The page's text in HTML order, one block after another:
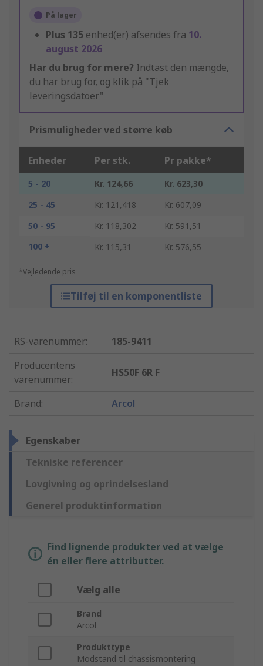
På lager
Plus 135 enhed(er) afsendes fra 10.
august 2026
Har du brug for mere? Indtast den mængde,
du har brug for, og klik på "Tjek
leveringsdatoer"
Prismuligheder ved større køb
Enheder Per stk. Pr pakke*
5 - 20 Kr. 124,66
Kr. 623,30
25 - 45
Kr. 121,418
Kr. 607,09
50 - 95
Kr. 118,302
Kr. 591,51
100 +
Kr. 115,31 Kr. 576,55
*Vejledende pris
Tilføj til en komponentliste
RS-varenummer:
185-9411
Producentens
varenummer:
HS50F 6R F
Brand: Arcol
Egenskaber
Tekniske referencer
Lovgivning og oprindelsesland
Generel produktinformation
Find lignende produkter ved at vælge
én eller flere attributter.
Vælg alle
Brand
Arcol
Produkttype
Modstand til chassismontering